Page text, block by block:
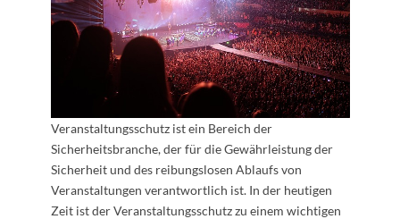
Veranstaltungsschutz ist ein Bereich der
Sicherheitsbranche, der für die Gewährleistung der
Sicherheit und des reibungslosen Ablaufs von
Veranstaltungen verantwortlich ist. In der heutigen
Zeit ist der Veranstaltungsschutz zu einem wichtigen